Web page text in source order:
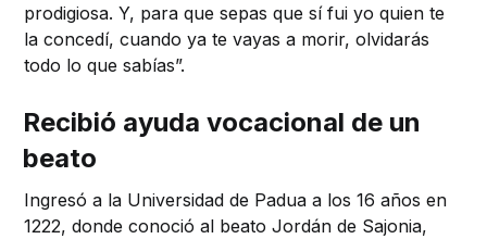
prodigiosa. Y, para que sepas que sí fui yo quien te
la concedí, cuando ya te vayas a morir, olvidarás
todo lo que sabías”.
Recibió ayuda vocacional de un
beato
Ingresó a la Universidad de Padua a los 16 años en
1222, donde conoció al beato Jordán de Sajonia,